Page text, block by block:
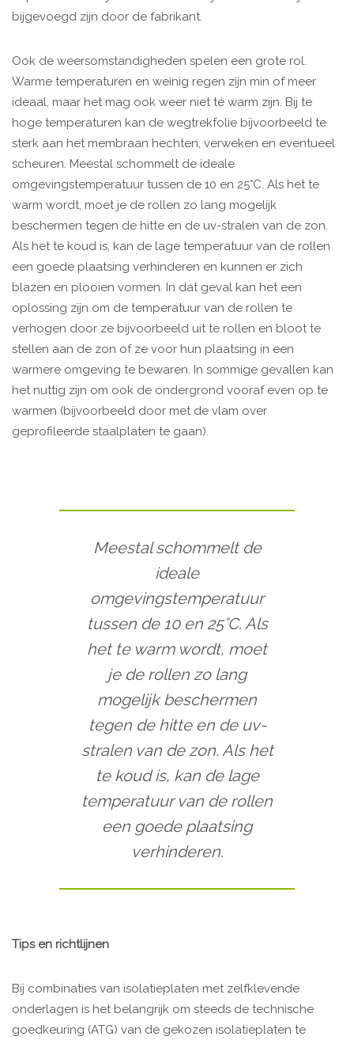
bijgevoegd zijn door de fabrikant.
Ook de weersomstandigheden spelen een grote rol.
Warme temperaturen en weinig regen zijn min of meer
ideaal, maar het mag ook weer niet té warm zijn. Bij te
hoge temperaturen kan de wegtrekfolie bijvoorbeeld te
sterk aan het membraan hechten, verweken en eventueel
scheuren. Meestal schommelt de ideale
omgevingstemperatuur tussen de 10 en 25°C. Als het te
warm wordt, moet je de rollen zo lang mogelijk
beschermen tegen de hitte en de uv-stralen van de zon.
Als het te koud is, kan de lage temperatuur van de rollen
een goede plaatsing verhinderen en kunnen er zich
blazen en plooien vormen. In dat geval kan het een
oplossing zijn om de temperatuur van de rollen te
verhogen door ze bijvoorbeeld uit te rollen en bloot te
stellen aan de zon of ze voor hun plaatsing in een
warmere omgeving te bewaren. In sommige gevallen kan
het nuttig zijn om ook de ondergrond vooraf even op te
warmen (bijvoorbeeld door met de vlam over
geprofileerde staalplaten te gaan).
Meestal schommelt de
ideale
omgevingstemperatuur
tussen de 10 en 25°C. Als
het te warm wordt, moet
je de rollen zo lang
mogelijk beschermen
tegen de hitte en de uv-
stralen van de zon. Als het
te koud is, kan de lage
temperatuur van de rollen
een goede plaatsing
verhinderen.
Tips en richtlijnen
Bij combinaties van isolatieplaten met zelfklevende
onderlagen is het belangrijk om steeds de technische
goedkeuring (ATG) van de gekozen isolatieplaten te